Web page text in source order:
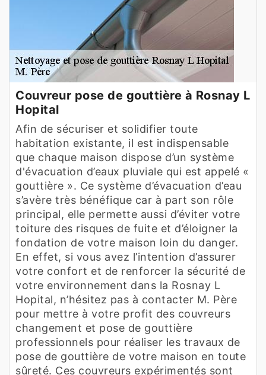
Couvreur pose de gouttière à Rosnay L
Hopital
Afin de sécuriser et solidifier toute
habitation existante, il est indispensable
que chaque maison dispose d’un système
d'évacuation d’eaux pluviale qui est appelé «
gouttière ». Ce système d’évacuation d’eau
s’avère très bénéfique car à part son rôle
principal, elle permette aussi d’éviter votre
toiture des risques de fuite et d’éloigner la
fondation de votre maison loin du danger.
En effet, si vous avez l’intention d’assurer
votre confort et de renforcer la sécurité de
votre environnement dans la Rosnay L
Hopital, n’hésitez pas à contacter M. Père
pour mettre à votre profit des couvreurs
changement et pose de gouttière
professionnels pour réaliser les travaux de
pose de gouttière de votre maison en toute
sûreté. Ces couvreurs expérimentés sont